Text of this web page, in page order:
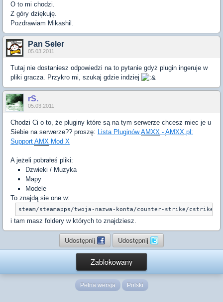
O to mi chodzi.
Z góry dziękuję.
Pozdrawiam Mikashil.
Pan Seler
05.03.2011
Tutaj nie dostaniesz odpowiedzi na to pytanie gdyż plugin ingeruje w
pliki gracza. Przykro mi, szukaj gdzie indziej
rS.
05.03.2011
Chodzi Ci o to, że pluginy które są na tym serwerze chcesz miec je u
Siebie na serwerze?? proszę: Lista PluginówAMXX - AMXX.pl:
Support AMX Mod X
A jeżeli pobrałeś pliki:
Dzwieki / Muzyka
Mapy
Modele
To znajdą sie one w:
steam/steamapps/twoja-nazwa-konta/counter-strike/
i tam masz foldery w których to znajdziesz.
Udostępnij Udostępnij
Zablokowany
Pełna wersja Polski